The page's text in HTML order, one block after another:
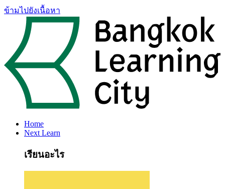
ข้ามไปยังเนื้อหา
Home
Next Learn
เรียนอะไร